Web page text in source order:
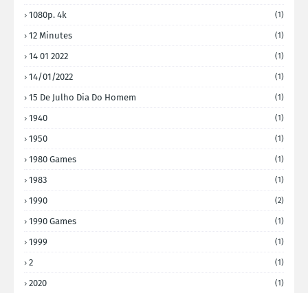
1080p. 4k (1)
12 Minutes (1)
14 01 2022 (1)
14/01/2022 (1)
15 De Julho Dia Do Homem (1)
1940 (1)
1950 (1)
1980 Games (1)
1983 (1)
1990 (2)
1990 Games (1)
1999 (1)
2 (1)
2020 (1)